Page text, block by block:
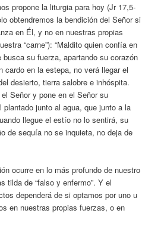
propone la liturgia para hoy (Jr 17,5-
obtendremos la bendición del Señor si
en Él, y no en nuestras propias
“carne”): “Maldito quien confía en
su fuerza, apartando su corazón
cardo en la estepa, no verá llegar el
desierto, tierra salobre e inhóspita.
Señor y pone en el Señor su
plantado junto al agua, que junto a la
llegue el estío no lo sentirá, su
de sequía no se inquieta, no deja de
ocurre en lo más profundo de nuestro
tilda de “falso y enfermo”. Y el
dependerá de si optamos por uno u
en nuestras propias fuerzas, o en